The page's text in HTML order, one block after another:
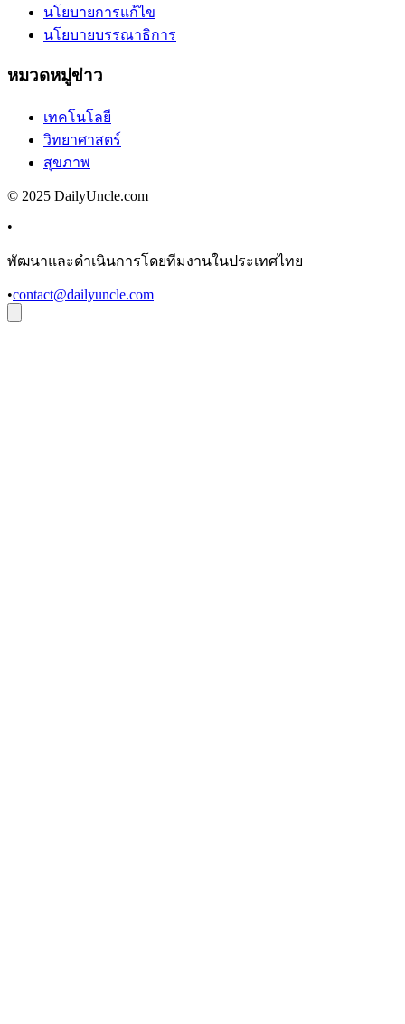
นโยบายการแก้ไข
นโยบายบรรณาธิการ
หมวดหมู่ข่าว
เทคโนโลยี
วิทยาศาสตร์
สุขภาพ
© 2025 DailyUncle.com
•
พัฒนาและดำเนินการโดยทีมงานในประเทศไทย
•contact@dailyuncle.com